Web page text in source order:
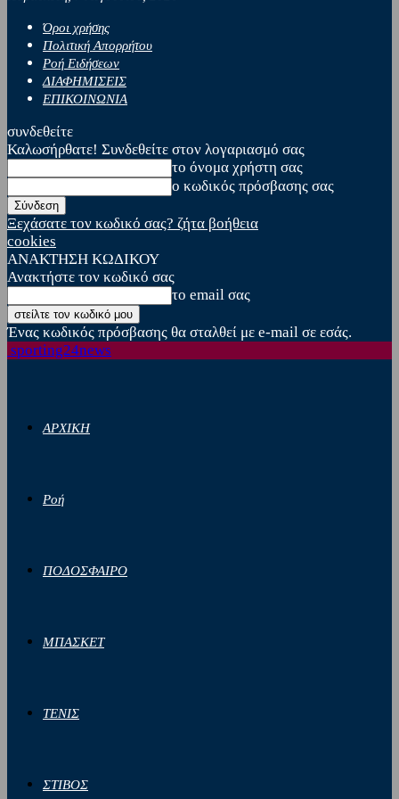
Όροι χρήσης
Πολιτική Απορρήτου
Ροή Ειδήσεων
ΔΙΑΦΗΜΙΣΕΙΣ
ΕΠΙΚΟΙΝΩΝΙΑ
συνδεθείτε
Καλωσήρθατε! Συνδεθείτε στον λογαριασμό σας
το όνομα χρήστη σας
ο κωδικός πρόσβασης σας
Ξεχάσατε τον κωδικό σας? ζήτα βοήθεια
cookies
ΑΝΑΚΤΗΣΗ ΚΩΔΙΚΟΥ
Ανακτήστε τον κωδικό σας
το email σας
Ένας κωδικός πρόσβασης θα σταλθεί με e-mail σε εσάς.
sporting24news
ΑΡΧΙΚΗ
Ροή
ΠΟΔΟΣΦΑΙΡΟ
ΜΠΑΣΚΕΤ
ΤΕΝΙΣ
ΣΤΙΒΟΣ